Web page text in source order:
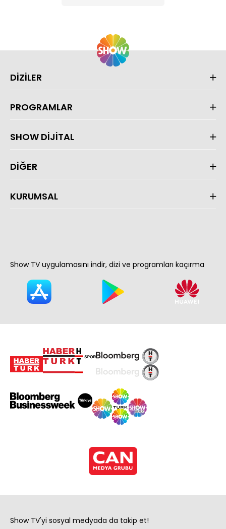
DİZİLER
PROGRAMLAR
SHOW DİJİTAL
DİĞER
KURUMSAL
Show TV uygulamasını indir, dizi ve programları kaçırma
Show TV'yi sosyal medyada da takip et!